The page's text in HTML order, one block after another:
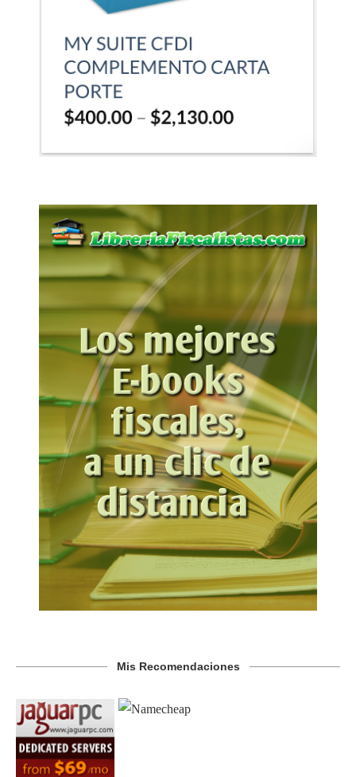
Mis Recomendaciones